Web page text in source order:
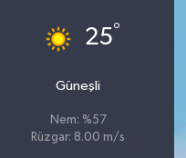
25°
Güneşli
Nem: %57
Rüzgar: 8.00 m/s